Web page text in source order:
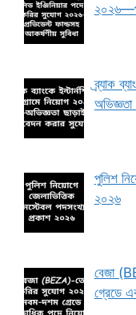
ব্র্যাক
পুলিশ
২০২৬
বেজা
গ্রেডে